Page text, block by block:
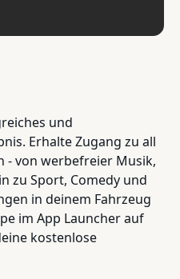
und
Erhalte Zugang zu all
- von werbefreier Musik,
zu Sport, Comedy und
in deinem Fahrzeug
im App Launcher auf
kostenlose